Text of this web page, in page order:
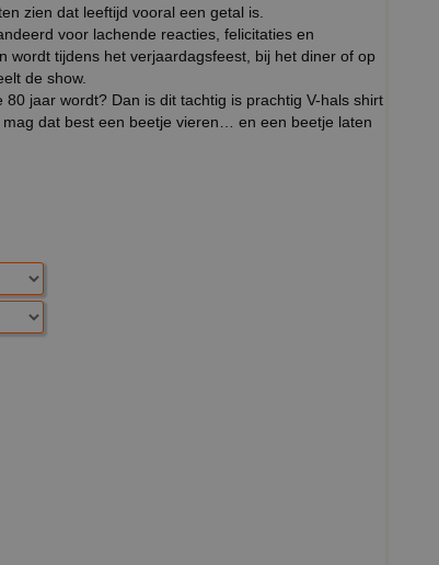
zien dat leeftijd vooral een getal is.
voor lachende reacties, felicitaties en
wordt tijdens het verjaardagsfeest, bij het diner of op
de show.
jaar wordt? Dan is dit tachtig is prachtig V-hals shirt
dat best een beetje vieren… en een beetje laten